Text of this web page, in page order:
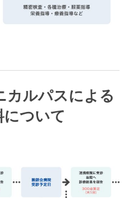
カルパスによる
について